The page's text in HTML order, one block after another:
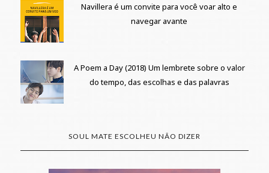
Navillera é um convite para você voar alto e
navegar avante
A Poem a Day (2018) Um lembrete sobre o valor
do tempo, das escolhas e das palavras
SOUL MATE ESCOLHEU NÃO DIZER